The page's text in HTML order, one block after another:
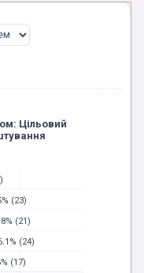
(23)
(21)
(24)
(17)
Цільовий